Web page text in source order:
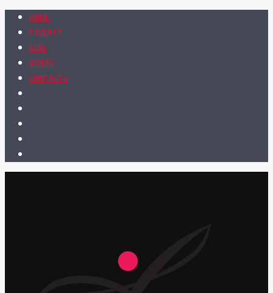
HOME
PODCAST
BLOG
VIDEOS
CONTACTS